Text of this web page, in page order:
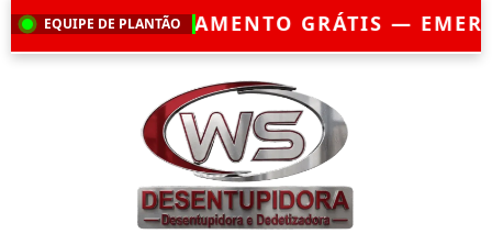
EQUIPE DE PLANTÃO
GRÁTIS — EMERGÊNCIA?CHEGAMOS